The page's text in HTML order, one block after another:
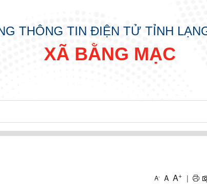
THÔNG TIN ĐIỆN TỬ TỈNH
XÃ BẰNG MẠC
A- A A+ |